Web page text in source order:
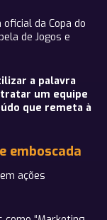
da Copa do
de Jogos e
a palavra
um equipe
que remeta à
emboscada
ações